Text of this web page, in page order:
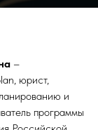
–
юрист,
и
программы